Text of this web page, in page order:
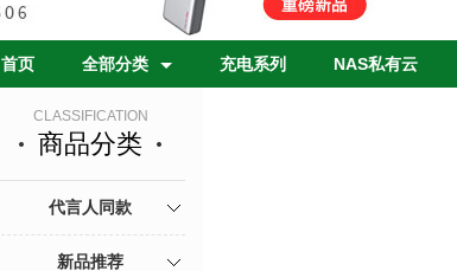
首页 全部分类 充电系列 NAS私有云
CLASSIFICATION
商品分类
代言人同款
新品推荐